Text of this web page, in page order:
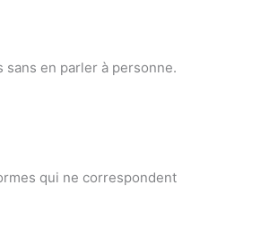
en parler à personne.
qui ne correspondent